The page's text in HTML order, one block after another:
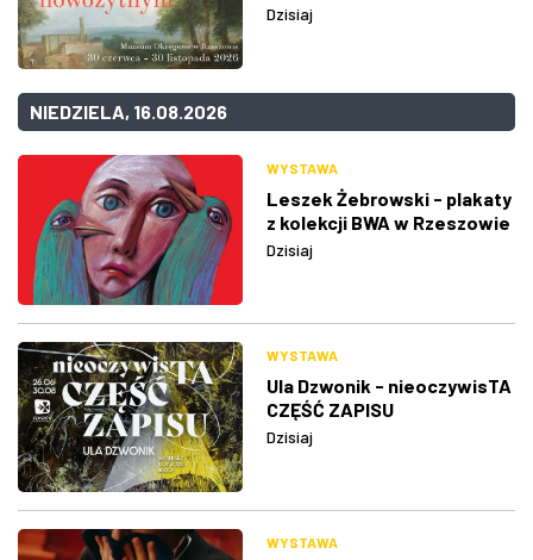
Dzisiaj
NIEDZIELA, 16.08.2026
WYSTAWA
Leszek Żebrowski - plakaty
z kolekcji BWA w Rzeszowie
Dzisiaj
WYSTAWA
Ula Dzwonik - nieoczywisTA
CZĘŚĆ ZAPISU
Dzisiaj
WYSTAWA